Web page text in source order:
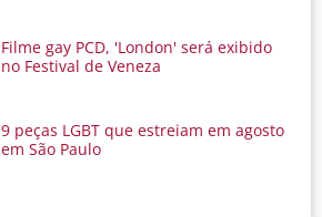
Filme gay PCD, 'London' será exibido
no Festival de Veneza
9 peças LGBT que estreiam em agosto
em São Paulo